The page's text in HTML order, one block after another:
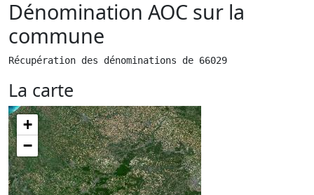
Dénomination AOC sur la
commune
Récupération des dénominations de 66029
La carte
+
−